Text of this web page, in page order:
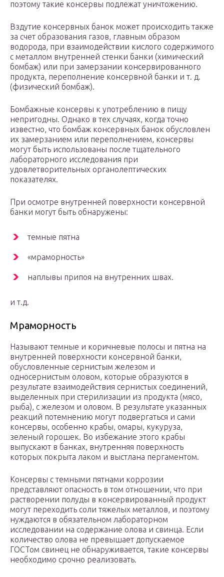
поэтому такие консервы подлежат унич­тожению.
Вздутие консервных банок может происходить также
за счет образования газов, главным образом
водорода, при взаимодействии кислого содержимого
с металлом внутрен­ней стенки банки (химический
бомбаж) или при замерзании консервированного
продукта, переполнение консервной банки и т. д.
(физический бомбаж).
Бомбажные консервы к употреблению в пищу
непригодны. Однако в тех случаях, когда точно
известно, что бомбаж кон­сервных банок обусловлен
их замерзанием или переполне­нием, консервы
могут быть использованы после тщательно­го
лабораторного исследования при
удовлетворительных органолептических
показателях.
При осмотре внутренней поверхности консервной
банки мо­гут быть обнаружены:
темные пятна
«мраморность»
наплы­вы припоя на внутренних швах.
и т.д.
Мраморность
Называют темные и коричневые полосы и пятна на
внутренней поверхности консервной банки,
обусловленные сернистым железом и
односернистым оловом, которые образуются в
результате взаимодействия сернистых соединений,
выделенных при стерилизации из продукта (мясо,
рыба), с железом и оловом. В результате указанных
реакций потемнению могут подвергаться и сами
консервы, особенно крабы, омары, кукуруза,
зеленый горо­шек. Во избежание этого крабы
выпускают в банках, внутренняя поверхность
которых покрыта лаком и выстлана пергаментом.
Консервы с темными пятнами коррозии
представляют опасность в том отношении, что при
растворении полуды в консервированный продукт
могут переходить соли тяжелых металлов, и поэтому
нуждаются в обязательном лаборатор­ном
исследовании на содержание олова и свинца. Если
коли­чество олова не превышает допускаемое
ГОСТом свинец не обнаруживается, такие консервы
необходимо срочно реали­зовать.